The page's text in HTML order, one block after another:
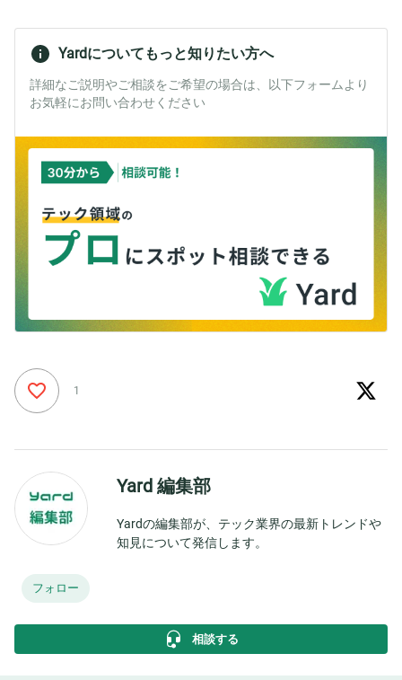
Yardについてもっと知りたい方へ
詳細なご説明やご相談をご希望の場合は、以下フォームより
お気軽にお問い合わせください
1
Yard 編集部
Yardの編集部が、テック業界の最新トレンドや
知見について発信します。
フォロー
相談する